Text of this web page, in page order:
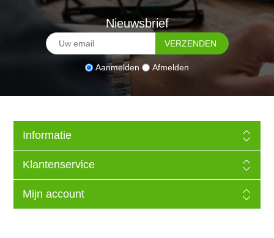
Nieuwsbrief
Aanmelden Afmelden
Informatie
Klantenservice
Mijn account